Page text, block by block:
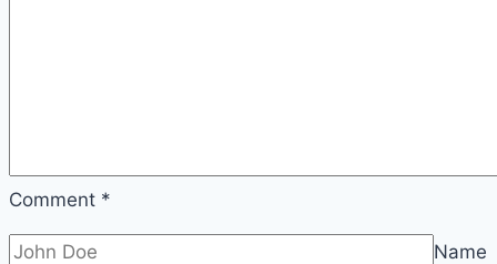
Comment *
Name